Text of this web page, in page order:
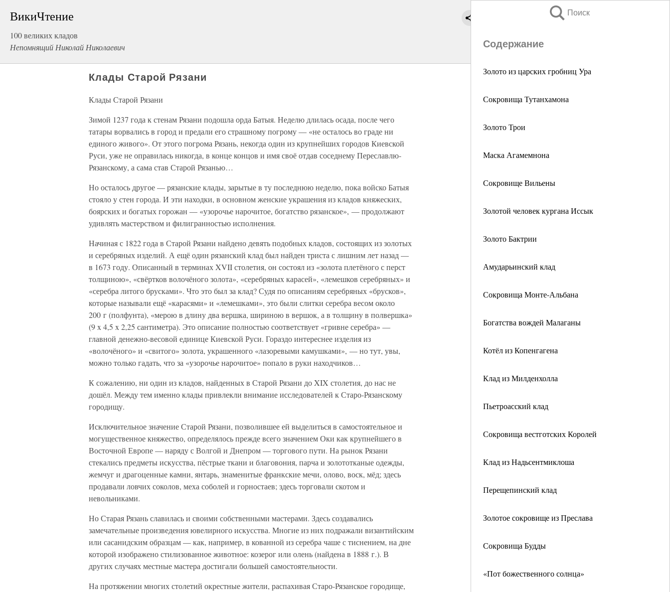
ВикиЧтение
100 великих кладов
Непомнящий Николай Николаевич
Поиск
Содержание
Золото из царских гробниц Ура
Сокровища Тутанхамона
Золото Трои
Маска Агамемнона
Сокровище Вильены
Золотой человек кургана Иссык
Золото Бактрии
Амударьинский клад
Сокровища Монте-Альбана
Богатства вождей Малаганы
Котёл из Копенгагена
Клад из Милденхолла
Пьетроасский клад
Сокровища вестготских Королей
Клад из Надьсентмиклоша
Перещепинский клад
Золотое сокровище из Преслава
Сокровища Будды
«Пот божественного солнца»
Клады Старой Рязани
Клады Старой Рязани
Зимой 1237 года к стенам Рязани подошла орда Батыя. Неделю длилась осада, после чего
татары ворвались в город и предали его страшному погрому — «не осталось во граде ни
единого живого». От этого погрома Рязань, некогда один из крупнейших городов Киевской
Руси, уже не оправилась никогда, в конце концов и имя своё отдав соседнему Переславлю-
Рязанскому, а сама став Старой Рязанью…
Но осталось другое — рязанские клады, зарытые в ту последнюю неделю, пока войско Батыя
стояло у стен города. И эти находки, в основном женские украшения из кладов княжеских,
боярских и богатых горожан — «узорочье нарочитое, богатство рязанское», — продолжают
удивлять мастерством и филигранностью исполнения.
Начиная с 1822 года в Старой Рязани найдено девять подобных кладов, состоящих из золотых
и серебряных изделий. А ещё один рязанский клад был найден триста с лишним лет назад —
в 1673 году. Описанный в терминах XVII столетия, он состоял из «золота плетёного с перст
толщиною», «свёртков волочёного золота», «серебряных карасей», «лемешков серебряных» и
«серебра литого брусками». Что это был за клад? Судя по описаниям серебряных «брусков»,
которые называли ещё «карасями» и «лемешками», это были слитки серебра весом около
200 г (полфунта), «мерою в длину два вершка, шириною в вершок, а в толщину в полвершка»
(9 x 4,5 x 2,25 сантиметра). Это описание полностью соответствует «гривне серебра» —
главной денежно-весовой единице Киевской Руси. Гораздо интереснее изделия из
«волочёного» и «свитого» золота, украшенного «лазоревыми камушками», — но тут, увы,
можно только гадать, что за «узорочье нарочитое» попало в руки находчиков…
К сожалению, ни один из кладов, найденных в Старой Рязани до XIX столетия, до нас не
дошёл. Между тем именно клады привлекли внимание исследователей к Старо-Рязанскому
городищу.
Исключительное значение Старой Рязани, позволившее ей выделиться в самостоятельное и
могущественное княжество, определялось прежде всего значением Оки как крупнейшего в
Восточной Европе — наряду с Волгой и Днепром — торгового пути. На рынок Рязани
стекались предметы искусства, пёстрые ткани и благовония, парча и золототканые одежды,
жемчуг и драгоценные камни, янтарь, знаменитые франкские мечи, олово, воск, мёд; здесь
продавали ловчих соколов, меха соболей и горностаев; здесь торговали скотом и
невольниками.
Но Старая Рязань славилась и своими собственными мастерами. Здесь создавались
замечательные произведения ювелирного искусства. Многие из них подражали византийским
или сасанидским образцам — как, например, в кованной из серебра чаше с тиснением, на дне
которой изображено стилизованное животное: козерог или олень (найдена в 1888 г.). В
других случаях местные мастера достигали большей самостоятельности.
На протяжении многих столетий окрестные жители, распахивая Старо-Рязанское городище,